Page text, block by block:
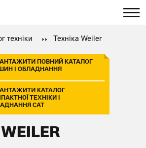
техніки Техніка Weiler
ПОВНИЙ КАТАЛОГ
І ОБЛАДНАННЯ
КАТАЛОГ
ТЕХНІКИ І
CAT